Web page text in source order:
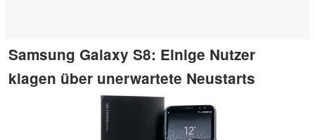
Samsung Galaxy S8: Einige Nutzer
klagen über unerwartete Neustarts